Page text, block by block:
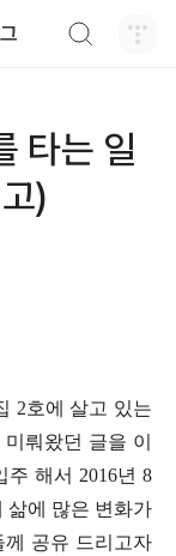
타는 일
)
2호에 살고 있는
뤄왔던 글을 이
주 해서 2016년 8
삶에 많은 변화가
공유 드리고자